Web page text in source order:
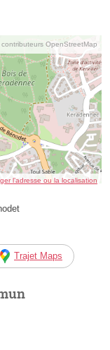
OpenStreetMap
l’adresse ou la localisation
Trajet Maps